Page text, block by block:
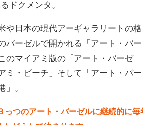
ドクメンタ。
や日本の現代アーギャラリートの格
バーゼルで開かれる「アート・バー
のマイアミ版の「アート・バーゼ
ミ・ビーチ」そして「アート・バー
」。
っつのアート・バーゼルに継続的に毎